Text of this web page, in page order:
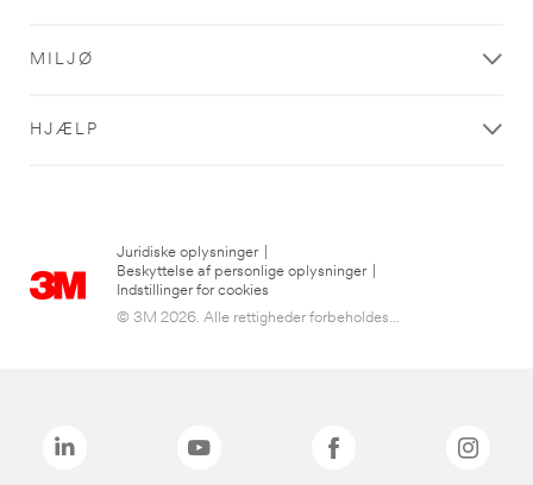
MILJØ
HJÆLP
Juridiske oplysninger
Beskyttelse af personlige oplysninger
Indstillinger for cookies
© 3M 2026. Alle rettigheder forbeholdes...